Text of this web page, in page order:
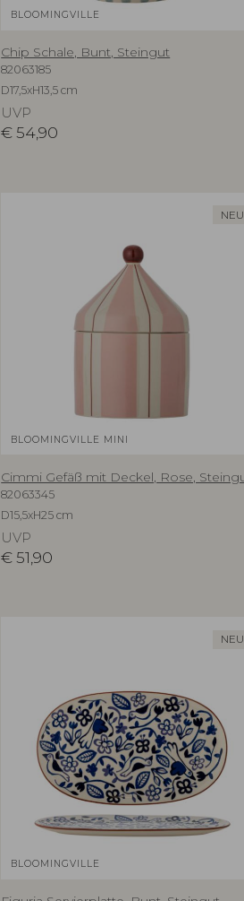
BLOOMINGVILLE
Chip Schale, Bunt, Steingut
82063185
D17,5xH13,5 cm
UVP
€ 54,90
NEU
BLOOMINGVILLE MINI
Cimmi Gefäß mit Deckel, Rose,
82063345
D15,5xH25 cm
UVP
€ 51,90
NEU
BLOOMINGVILLE